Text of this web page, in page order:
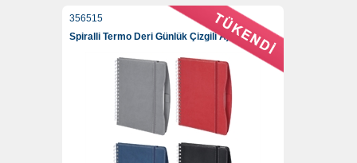
356515
Spiralli Termo Deri Günlük Çizgili Ajanda